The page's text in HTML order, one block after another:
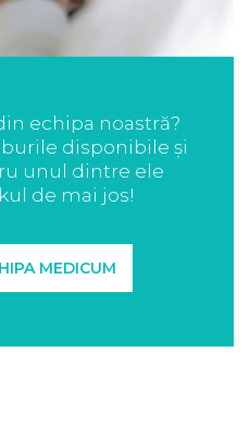
echipa noastră?
disponibile și
unul dintre ele
de mai jos!
MEDICUM